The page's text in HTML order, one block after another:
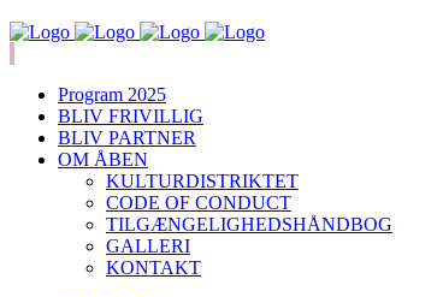
Program 2025
BLIV FRIVILLIG
BLIV PARTNER
OM ÅBEN
KULTURDISTRIKTET
CODE OF CONDUCT
TILGÆNGELIGHEDSHÅNDBOG
GALLERI
KONTAKT